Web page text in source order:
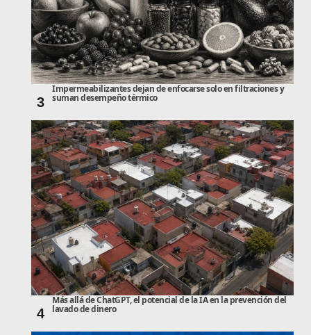
3
Impermeabilizantes dejan de enfocarse solo en filtraciones y
suman desempeño térmico
4
Más allá de ChatGPT, el potencial de la IA en la prevención del
lavado de dinero